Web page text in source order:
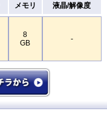
メモリ 液晶/解像度
8
GB
-